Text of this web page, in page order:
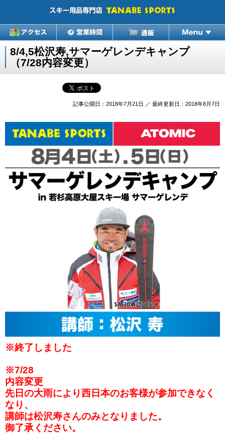
8/4,5松沢寿,サマーゲレンデキャンプ
（7/28内容変更）
記事公開日：2018年7月21日 ／ 最終更新日：2018年8月7日
※終了しました
※7/28
内容変更
先日の大雨により西日本のお客様が参加できなく
なり、
講師は松沢寿さんのみとなりました。
御了承ください。